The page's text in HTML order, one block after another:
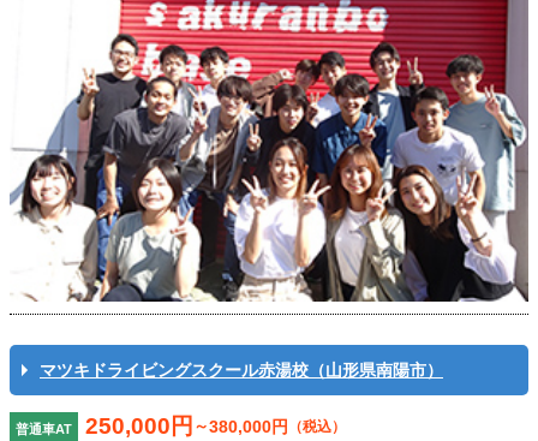
マツキドライビングスクール赤湯校（山形県南陽市）
普通車AT 250,000円 ～380,000円 （税込）